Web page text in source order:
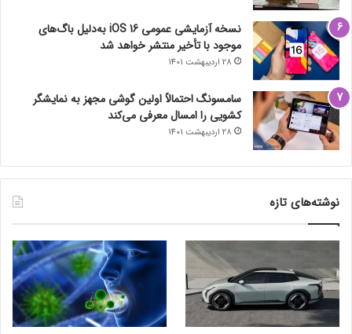
نسخه آزمایشی عمومی iOS 16 به‌دلیل باگ‌های
موجود با تأخیر منتشر خواهد شد
28 اردیبهشت 1401
سامسونگ احتمالاً اولین گوشی مجهز به نمایشگر
کشویی را امسال معرفی می‌کند
28 اردیبهشت 1401
نوشته‌های تازه